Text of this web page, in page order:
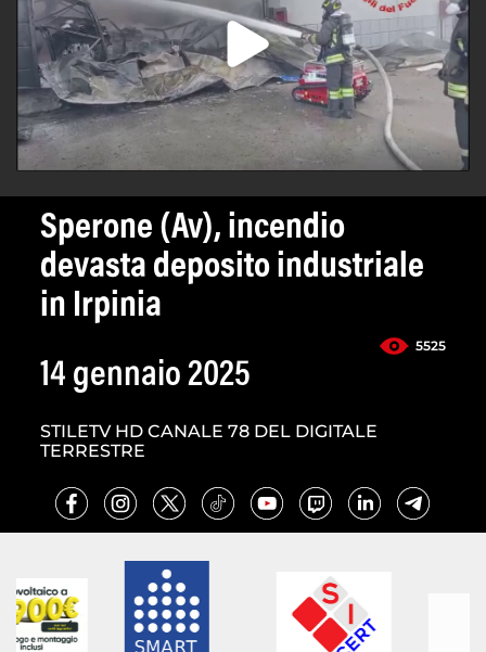
Sperone (Av), incendio
devasta deposito industriale
in Irpinia
5525
14 gennaio 2025
STILETV HD CANALE 78 DEL DIGITALE
TERRESTRE